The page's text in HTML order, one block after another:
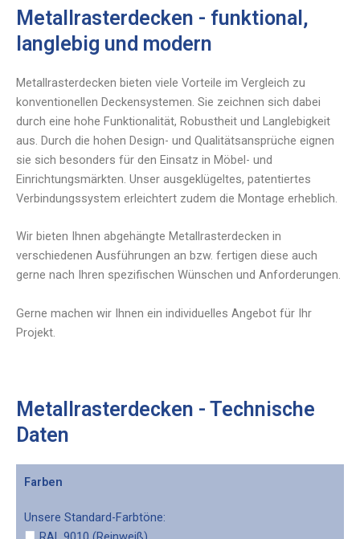
Metallrasterdecken - funktional,
langlebig und modern
Metallrasterdecken bieten viele Vorteile im Vergleich zu
konventionellen Deckensystemen. Sie zeichnen sich dabei
durch eine hohe Funktionalität, Robustheit und Langlebigkeit
aus. Durch die hohen Design- und Qualitätsansprüche eignen
sie sich besonders für den Einsatz in Möbel- und
Einrichtungsmärkten. Unser ausgeklügeltes, patentiertes
Verbindungssystem erleichtert zudem die Montage erheblich.
Wir bieten Ihnen abgehängte Metallrasterdecken in
verschiedenen Ausführungen an bzw. fertigen diese auch
gerne nach Ihren spezifischen Wünschen und Anforderungen.
Gerne machen wir Ihnen ein individuelles Angebot für Ihr
Projekt.
Metallrasterdecken - Technische
Daten
Farben
Unsere Standard-Farbtöne: